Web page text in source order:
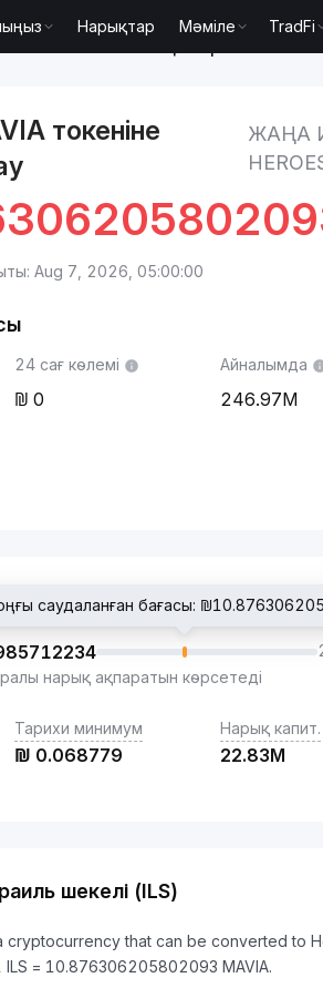
Нарықтар Мәміле TradFi
токеніне
ЖАҢА
Aug 7, 2026, 05:00:00
24 сағ көлемі
0
Айналымда
246.97M
саудаланған бағасы:
нарық ақпаратын көрсетеді
Тарихи минимум
₪ 0.068779
Нарық капит.
22.83M
шекелі (ILS)
cryptocurrency that can be converted to
= 10.876306205802093 MAVIA.